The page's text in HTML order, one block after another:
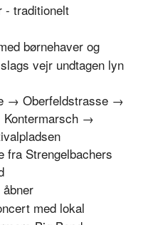
- traditionelt
børnehaver og
vejr undtagen lyn
→ Oberfeldstrasse →
→
fra Strengelbachers
med lokal